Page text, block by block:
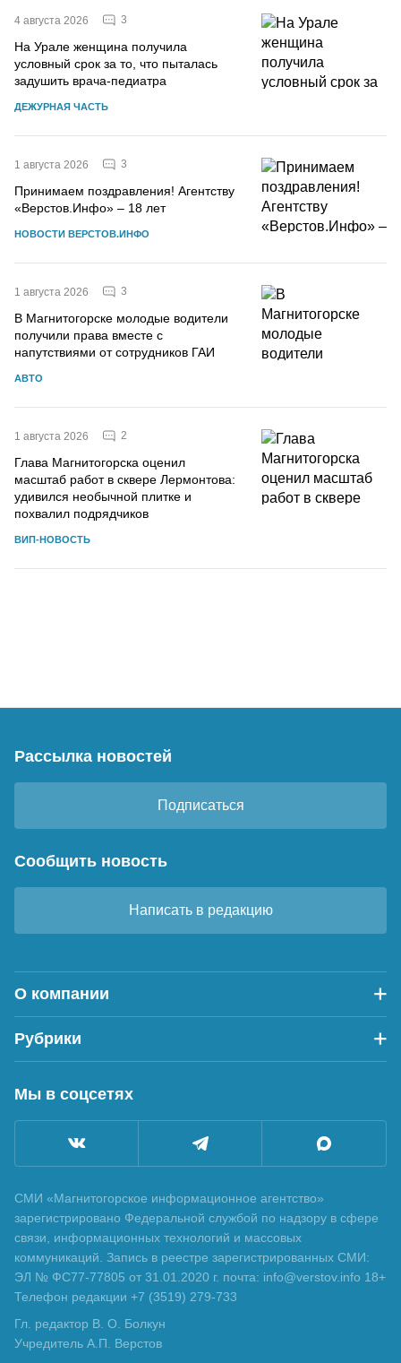
4 августа 2026 3
На Урале женщина получила
условный срок за то, что пыталась
задушить врача-педиатра
ДЕЖУРНАЯ ЧАСТЬ
1 августа 2026 3
Принимаем поздравления! Агентству
«Верстов.Инфо» – 18 лет
НОВОСТИ ВЕРСТОВ.ИНФО
1 августа 2026 3
В Магнитогорске молодые водители
получили права вместе с
напутствиями от сотрудников ГАИ
АВТО
1 августа 2026 2
Глава Магнитогорска оценил
масштаб работ в сквере Лермонтова:
удивился необычной плитке и
похвалил подрядчиков
ВИП-НОВОСТЬ
Рассылка новостей
Подписаться
Сообщить новость
Написать в редакцию
О компании
Рубрики
Мы в соцсетях
СМИ «Магнитогорское информационное агентство»
зарегистрировано Федеральной службой по надзору в сфере
связи, информационных технологий и массовых
коммуникаций. Запись в реестре зарегистрированных СМИ:
ЭЛ № ФС77-77805 от 31.01.2020 г. почта: info@verstov.info 18+
Телефон редакции +7 (3519) 279-733
Гл. редактор В. О. Болкун
Учредитель А.П. Верстов